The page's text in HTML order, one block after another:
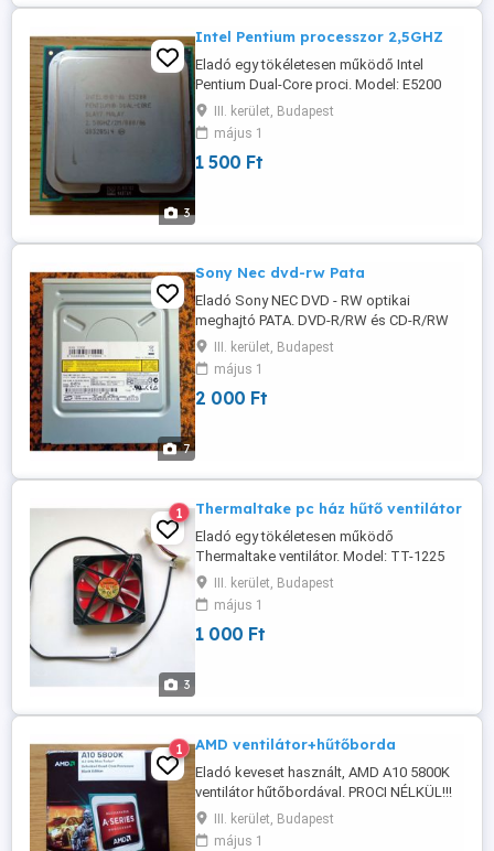
3
Intel Pentium processzor 2,5GHZ
Eladó egy tökéletesen működő Intel
Pentium Dual-Core proci. Model: E5200
2,5GHZ Átvétel csak személyesen a
lakcímemen,Óbuda 3. ker.
III. kerület, Budapest
május 1
1 500 Ft
7
Sony Nec dvd-rw Pata
Eladó Sony NEC DVD - RW optikai
meghajtó PATA. DVD-R/RW és CD-R/RW
Model: ND-4571A Made in Malaysia
Átvétel személyesen a lakcímemen,Óbuda
3. ker.
III. kerület, Budapest
május 1
2 000 Ft
3
1 Thermaltake pc ház hűtő ventilátor
Eladó egy tökéletesen működő
Thermaltake ventilátor. Model: TT-1225
DC 12V 0,80AMP A2492 Turbo ház hűtő
12cm 78cm hosszú kábellel Átvehető
személyesen a lakcímemen,Óbuda 3. ker.
III. kerület, Budapest
május 1
1 000 Ft
1 AMD ventilátor+hűtőborda
Eladó keveset használt, AMD A10 5800K
ventilátor hűtőbordával. PROCI NÉLKÜL!!!
Átvétel személyesen a lakcímemen,Óbuda
3. ker.
III. kerület, Budapest
május 1